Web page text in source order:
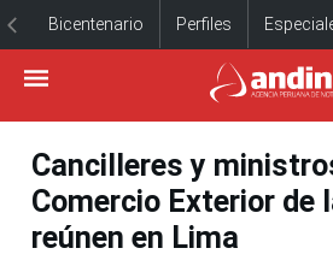
Bicentenario Perfiles
Cancilleres y
Comercio Exterior de
reúnen en Lima